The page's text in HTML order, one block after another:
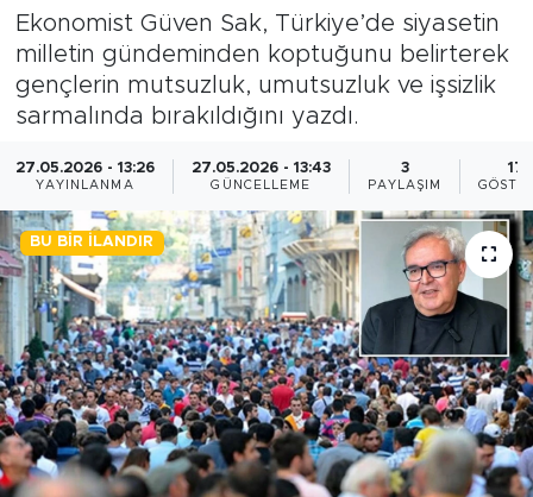
Ekonomist Güven Sak, Türkiye’de siyasetin
milletin gündeminden koptuğunu belirterek
gençlerin mutsuzluk, umutsuzluk ve işsizlik
sarmalında bırakıldığını yazdı.
27.05.2026 - 13:26
YAYINLANMA
27.05.2026 - 13:43
GÜNCELLEME
3
PAYLAŞIM
17
BU BIR İLANDIR
GÜNCEL
KARİKATÜR
RÖPÖRTAJ
ANALİZ
NOSTALJİ
KULİS
YAZARLAR
Son Dakika Haberleri
Haber Arşivi